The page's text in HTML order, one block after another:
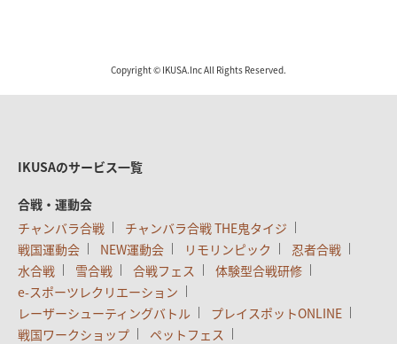
Copyright © IKUSA.Inc All Rights Reserved.
IKUSAのサービス一覧
合戦・運動会
チャンバラ合戦
チャンバラ合戦 THE鬼タイジ
戦国運動会
NEW運動会 リモリンピック
忍者合戦
水合戦
雪合戦 合戦フェス
体験型合戦研修
e-スポーツレクリエーション
レーザーシューティングバトル
プレイスポットONLINE
戦国ワークショップ
ペットフェス